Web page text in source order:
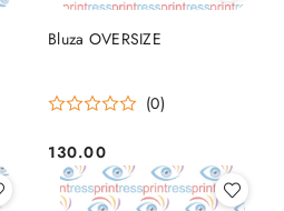
Bluza OVERSIZE
(0)
Cena:
130.00